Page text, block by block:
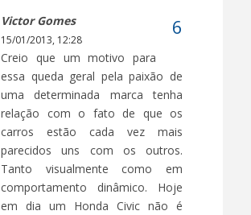
Victor Gomes
15/01/2013, 12:28
Creio que um motivo para
essa queda geral pela paixão de
uma determinada marca tenha
relação com o fato de que os
carros estão cada vez mais
parecidos uns com os outros.
Tanto visualmente como em
comportamento dinâmico. Hoje
em dia um Honda Civic não é